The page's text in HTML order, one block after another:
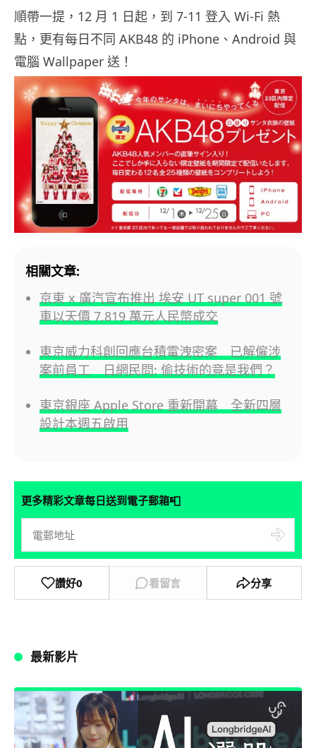
順帶一提，12 月 1 日起，到 7-11 登入 Wi-Fi 熱
點，更有每日不同 AKB48 的 iPhone、Android 與
電腦 Wallpaper 送！
相關文章:
京東 x 廣汽宣布推出 埃安 UT super 001 號
車以天價 7,819 萬元人民幣成交
東京威力科創回應台積電洩密案 已解僱涉
案前員工 日網民問: 偷技術的竟是我們？
東京銀座 Apple Store 重新開幕 全新四層
設計本週五啟用
更多精彩文章每日送到電子郵箱📮
讚好0 看留言 分享
最新影片